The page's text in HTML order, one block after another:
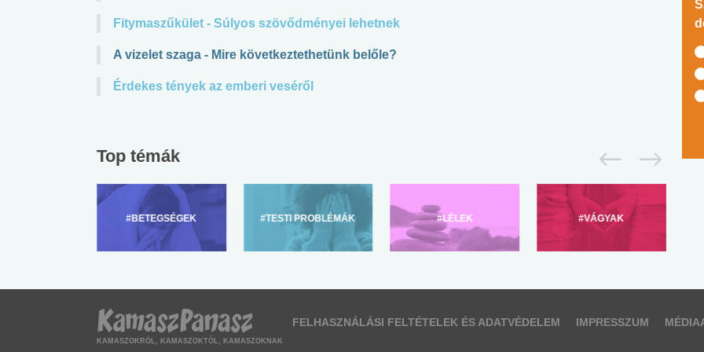
Fitymaszűkület - Súlyos szövődményei lehetnek
A vizelet szaga - Mire következtethetünk belőle?
Érdekes tények az emberi veséről
Top témák
#BETEGSÉGEK #TESTI PROBLÉMÁK #LÉLEK #VÁGYAK
KAMASZOKRÓL, KAMASZOKTÓL, KAMASZOKNAK
FELHASZNÁLÁSI FELTÉTELEK ÉS ADATVÉDELEM IMPRESSZUM